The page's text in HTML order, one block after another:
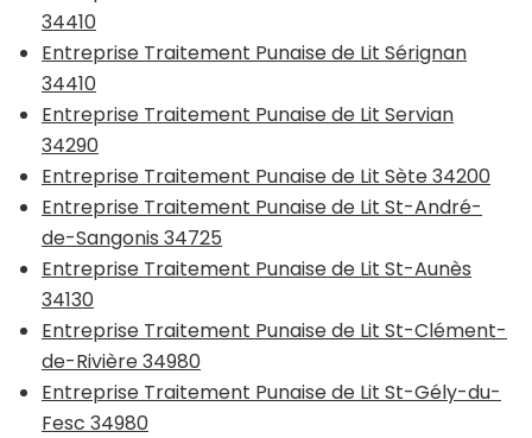
34410
Entreprise Traitement Punaise de Lit Sérignan
34410
Entreprise Traitement Punaise de Lit Servian
34290
Entreprise Traitement Punaise de Lit Sète 34200
Entreprise Traitement Punaise de Lit St-André-
de-Sangonis 34725
Entreprise Traitement Punaise de Lit St-Aunès
34130
Entreprise Traitement Punaise de Lit St-Clément-
de-Rivière 34980
Entreprise Traitement Punaise de Lit St-Gély-du-
Fesc 34980